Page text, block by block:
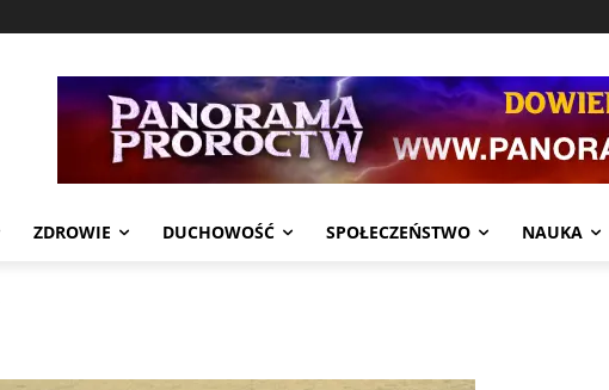
ZDROWIE DUCHOWOŚĆ SPOŁECZEŃSTWO NAUKA